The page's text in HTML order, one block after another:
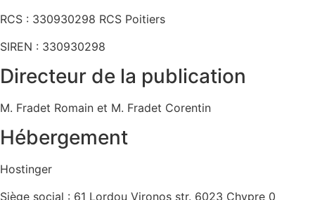
RCS : 330930298 RCS Poitiers
SIREN : 330930298
Directeur de la publication
M. Fradet Romain et M. Fradet Corentin
Hébergement
Hostinger
Siège social : 61 Lordou Vironos str. 6023 Chypre 0